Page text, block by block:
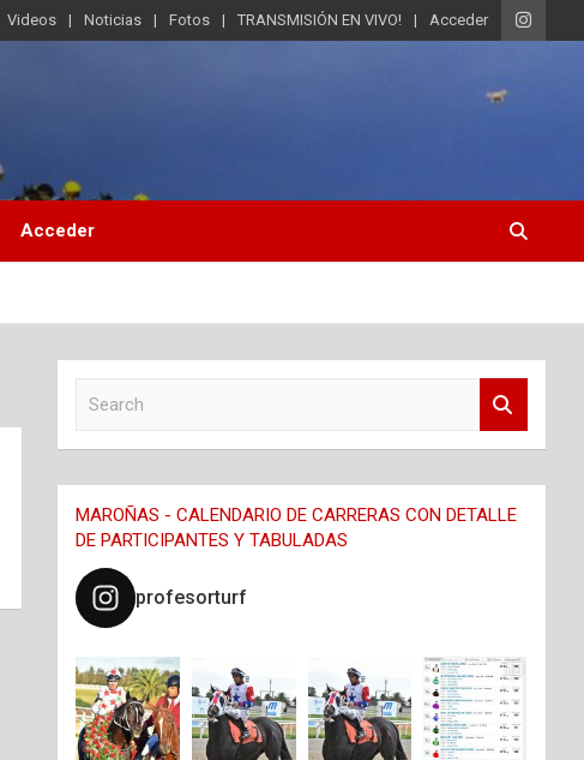
Videos Noticias Fotos TRANSMISIÓN EN VIVO! Acceder
Acceder
c
h
MAROÑAS - CALENDARIO DE CARRERAS CON DETALLE
DE PARTICIPANTES Y TABULADAS
profesorturf